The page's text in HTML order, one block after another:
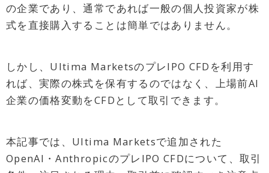
の企業であり、通常であれば一般の個人投資家が株
式を直接購入することは簡単ではありません。
しかし、Ultima MarketsのプレIPO CFDを利用す
れば、実際の株式を保有するのではなく、上場前AI
企業の価格変動をCFDとして取引できます。
本記事では、Ultima Marketsで追加された
OpenAI・AnthropicのプレIPO CFDについて、取引